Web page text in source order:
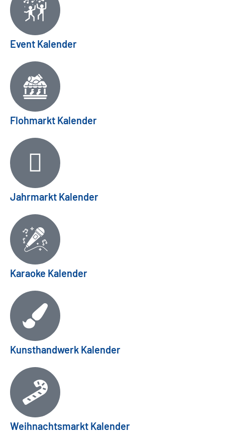
Event Kalender
Flohmarkt Kalender
Jahrmarkt Kalender
Karaoke Kalender
Kunsthandwerk Kalender
Weihnachtsmarkt Kalender